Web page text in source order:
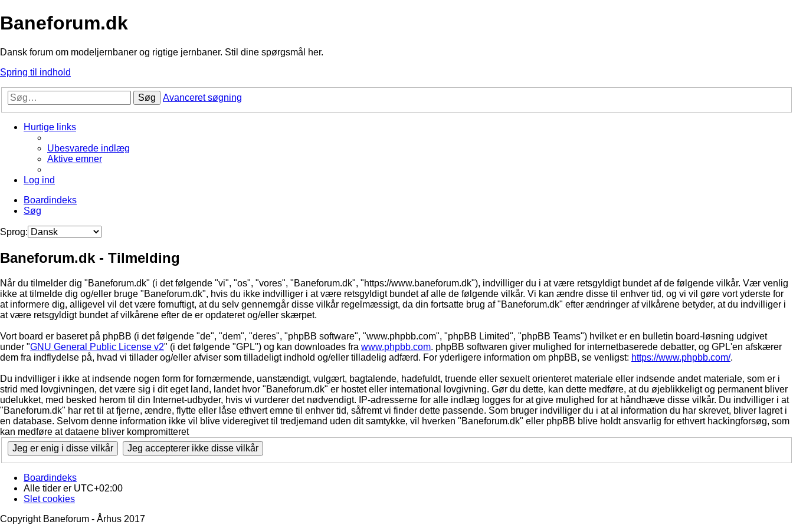
Baneforum.dk
Dansk forum om modeljernbaner og rigtige jernbaner. Stil dine spørgsmål her.
Spring til indhold
Søg Avanceret søgning
Hurtige links
Ubesvarede indlæg
Aktive emner
Log ind
Boardindeks
Søg
Sprog:
Baneforum.dk - Tilmelding
Når du tilmelder dig "Baneforum.dk" (i det følgende "vi", "os", "vores", "Baneforum.dk", "https://www.baneforum.dk"), indvilliger du i at være retsgyldigt bundet af de følgende vilkår. Vær venlig
ikke at tilmelde dig og/eller bruge "Baneforum.dk", hvis du ikke indvilliger i at være retsgyldigt bundet af alle de følgende vilkår. Vi kan ændre disse til enhver tid, og vi vil gøre vort yderste for
at informere dig, alligevel vil det være fornuftigt, at du selv gennemgår disse vilkår regelmæssigt, da din fortsatte brug af "Baneforum.dk" efter ændringer af vilkårene betyder, at du indvilliger i
at være retsgyldigt bundet af vilkårene efter de er opdateret og/eller skærpet.
Vort board er baseret på phpBB (i det følgende "de", "dem", "deres", "phpBB software", "www.phpbb.com", "phpBB Limited", "phpBB Teams") hvilket er en bulletin board-løsning udgivet
under "GNU General Public License v2" (i det følgende "GPL") og kan downloades fra www.phpbb.com. phpBB softwaren giver mulighed for internetbaserede debatter, og GPL'en afskærer
dem fra indflydelse på, hvad vi tillader og/eller afviser som tilladeligt indhold og/eller tilladelig adfærd. For yderligere information om phpBB, se venligst: https://www.phpbb.com/.
Du indvilliger i ikke at indsende nogen form for fornærmende, uanstændigt, vulgært, bagtalende, hadefuldt, truende eller sexuelt orienteret materiale eller indsende andet materiale, som er i
strid med lovgivningen, det være sig i dit eget land, landet hvor "Baneforum.dk" er hostet eller international lovgivning. Gør du dette, kan dette medføre, at du øjeblikkeligt og permanent bliver
udelukket, med besked herom til din Internet-udbyder, hvis vi vurderer det nødvendigt. IP-adresserne for alle indlæg logges for at give mulighed for at håndhæve disse vilkår. Du indvilliger i at
"Baneforum.dk" har ret til at fjerne, ændre, flytte eller låse ethvert emne til enhver tid, såfremt vi finder dette passende. Som bruger indvilliger du i at al information du har skrevet, bliver lagret i
en database. Selvom denne information ikke vil blive videregivet til tredjemand uden dit samtykke, vil hverken "Baneforum.dk" eller phpBB blive holdt ansvarlig for ethvert hackingforsøg, som
kan medføre at dataene bliver kompromitteret
Boardindeks
Alle tider er UTC+02:00
Slet cookies
Copyright Baneforum - Århus 2017